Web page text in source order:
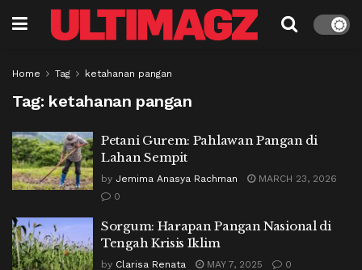
Home Tag ketahanan pangan
Tag: ketahanan pangan
Petani Gurem: Pahlawan Pangan di
Lahan Sempit
by Jemima Anasya Rachman
MARCH 23, 2026
0
Sorgum: Harapan Pangan Nasional di
Tengah Krisis Iklim
by Clarisa Renata MAY 7, 2025 0